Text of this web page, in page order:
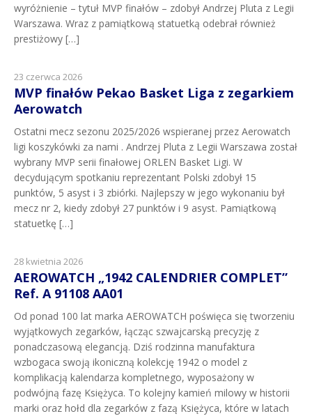
wyróżnienie – tytuł MVP finałów – zdobył Andrzej Pluta z Legii
Warszawa. Wraz z pamiątkową statuetką odebrał również
prestiżowy […]
23 czerwca 2026
MVP finałów Pekao Basket Liga z zegarkiem
Aerowatch
Ostatni mecz sezonu 2025/2026 wspieranej przez Aerowatch
ligi koszykówki za nami . Andrzej Pluta z Legii Warszawa został
wybrany MVP serii finałowej ORLEN Basket Ligi. W
decydującym spotkaniu reprezentant Polski zdobył 15
punktów, 5 asyst i 3 zbiórki. Najlepszy w jego wykonaniu był
mecz nr 2, kiedy zdobył 27 punktów i 9 asyst. Pamiątkową
statuetkę […]
28 kwietnia 2026
AEROWATCH „1942 CALENDRIER COMPLET”
Ref. A 91108 AA01
Od ponad 100 lat marka AEROWATCH poświęca się tworzeniu
wyjątkowych zegarków, łącząc szwajcarską precyzję z
ponadczasową elegancją. Dziś rodzinna manufaktura
wzbogaca swoją ikoniczną kolekcję 1942 o model z
komplikacją kalendarza kompletnego, wyposażony w
podwójną fazę Księżyca. To kolejny kamień milowy w historii
marki oraz hołd dla zegarków z fazą Księżyca, które w latach